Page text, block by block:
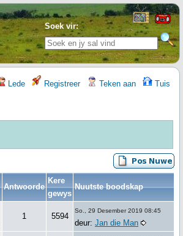
Soek vir:
Lede Registreer Teken aan Tuis
Antwoorde
Kere
gewys
Nuutste boodskap
1 5594
So., 29 Desember 2019 08:45
deur: Jan die Man